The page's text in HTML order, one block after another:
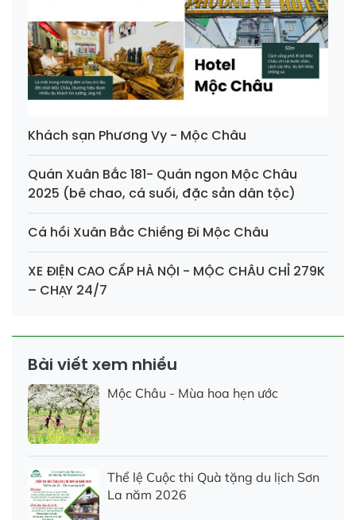
Khách sạn Phương Vy - Mộc Châu
Quán Xuân Bắc 181- Quán ngon Mộc Châu
2025 (bê chao, cá suối, đặc sản dân tộc)
Cá hồi Xuân Bắc Chiềng Đi Mộc Châu
XE ĐIỆN CAO CẤP HÀ NỘI - MỘC CHÂU CHỈ 279K
– CHẠY 24/7
Bài viết xem nhiều
Mộc Châu - Mùa hoa hẹn ước
Thể lệ Cuộc thi Quà tặng du lịch Sơn
La năm 2026